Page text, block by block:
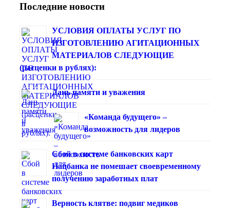
Последние новости
УСЛОВИЯ ОПЛАТЫ УСЛУГ ПО
ИЗГОТОВЛЕНИЮ АГИТАЦИОННЫХ
МАТЕРИАЛОВ СЛЕДУЮЩИЕ
(расценки в рублях):
Дань памяти и уважения
«Команда будущего» –
возможность для лидеров
Сбой в системе банковских карт
Нацбанка не помешает своевременному
получению заработных плат
Верность клятве: подвиг медиков